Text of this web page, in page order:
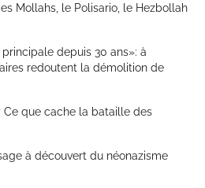
Mollahs, le Polisario, le Hezbollah
principale depuis 30 ans»: à
redoutent la démolition de
Ce que cache la bataille des
à découvert du néonazisme